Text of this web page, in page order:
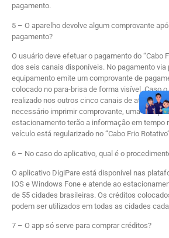
pagamento.
5 – O aparelho devolve algum comprovante
pagamento?
O usuário deve efetuar o pagamento do “Cabo
dos seis canais disponíveis. No pagamento via
equipamento emite um comprovante de
colocado no para-brisa de forma visível. Caso
realizado nos outros cinco canais de
necessário imprimir comprovante, uma vez que
estacionamento terão a informação em tempo
veículo está regularizado no “Cabo Frio
6 – No caso do aplicativo, qual é o
O aplicativo DigiPare está disponível nas
IOS e Windows Fone e atende ao
de 55 cidades brasileiras. Os créditos
podem ser utilizados em todas as cidades
7 – O app só serve para comprar créditos?